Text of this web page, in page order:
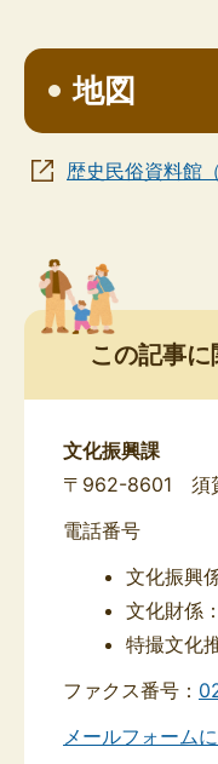
地図
歴史民俗資料館
この記事
文化振興課
〒962-8601 須
電話番号
文化振興
文化財係：
特撮文化
ファクス番号：
メールフォーム